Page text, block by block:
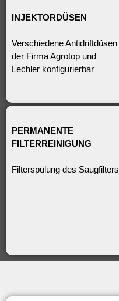
INJEKTORDÜSEN
Verschiedene Antidriftdüsen
der Firma Agrotop und
Lechler konfigurierbar
PERMANENTE
FILTERREINIGUNG
Filterspülung des Saugfilters